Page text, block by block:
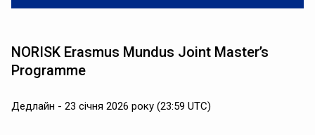
NORISK Erasmus Mundus Joint Master’s
Programme
Дедлайн - 23 січня 2026 року (23:59 UTC)